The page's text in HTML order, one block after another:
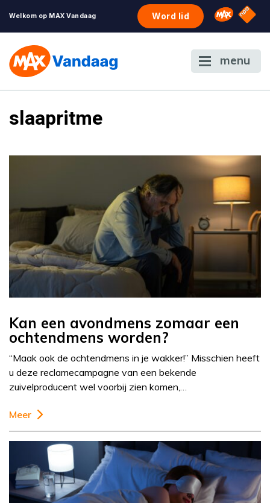
Welkom op MAX Vandaag Word lid Omroep
NPO
menu
slaapritme
Kan een avondmens zomaar een
ochtendmens worden?
“Maak ook de ochtendmens in je wakker!” Misschien heeft
u deze reclamecampagne van een bekende
zuivelproducent wel voorbij zien komen,…
Meer